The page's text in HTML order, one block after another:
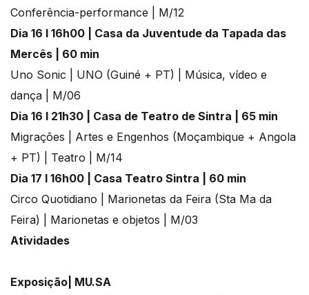
Conferência-performance | M/12
Dia 16 l 16h00 | Casa da Juventude da Tapada das
Mercês | 60 min
Uno Sonic | UNO (Guiné + PT) | Música, vídeo e
dança | M/06
Dia 16 l 21h30 | Casa de Teatro de Sintra | 65 min
Migrações | Artes e Engenhos (Moçambique + Angola
+ PT) | Teatro | M/14
Dia 17 l 16h00 | Casa Teatro Sintra | 60 min
Circo Quotidiano | Marionetas da Feira (Sta Ma da
Feira) | Marionetas e objetos | M/03
Atividades
Exposição| MU.SA